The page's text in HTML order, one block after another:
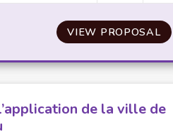
L'EXCLUSION NUMÉRIQUE
VIEW PROPOSAL
de la ville de